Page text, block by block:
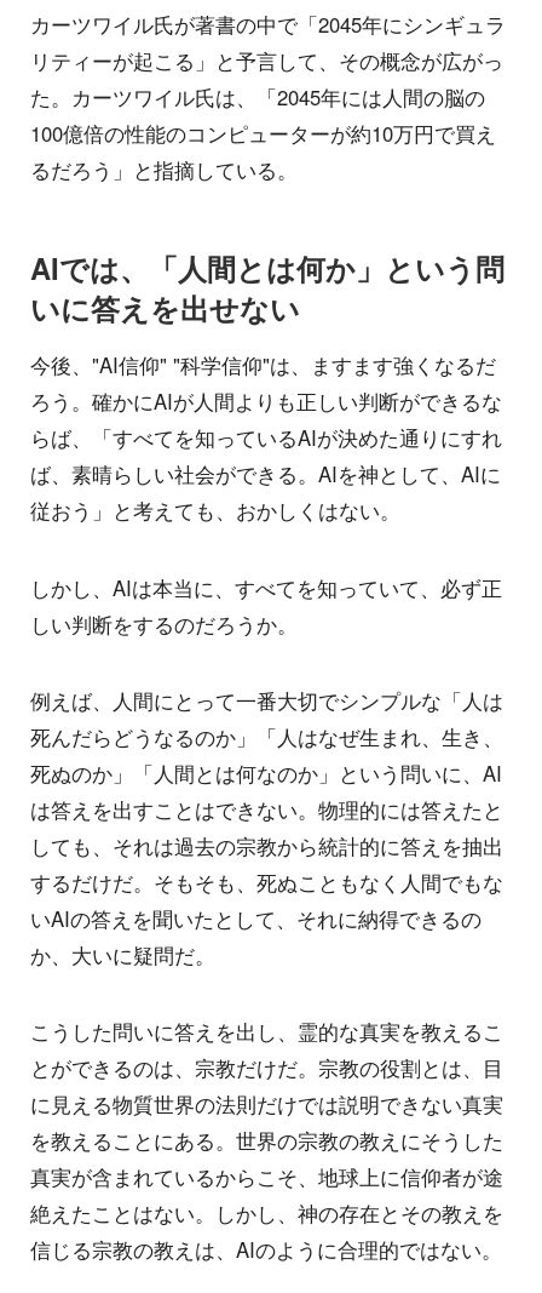
カーツワイル氏が著書の中で「2045年にシンギュラ
リティーが起こる」と予言して、その概念が広がっ
た。カーツワイル氏は、「2045年には人間の脳の
100億倍の性能のコンピューターが約10万円で買え
るだろう」と指摘している。
AIでは、「人間とは何か」という問
いに答えを出せない
今後、"AI信仰" "科学信仰"は、ますます強くなるだ
ろう。確かにAIが人間よりも正しい判断ができるな
らば、「すべてを知っているAIが決めた通りにすれ
ば、素晴らしい社会ができる。AIを神として、AIに
従おう」と考えても、おかしくはない。
しかし、AIは本当に、すべてを知っていて、必ず正
しい判断をするのだろうか。
例えば、人間にとって一番大切でシンプルな「人は
死んだらどうなるのか」「人はなぜ生まれ、生き、
死ぬのか」「人間とは何なのか」という問いに、AI
は答えを出すことはできない。物理的には答えたと
しても、それは過去の宗教から統計的に答えを抽出
するだけだ。そもそも、死ぬこともなく人間でもな
いAIの答えを聞いたとして、それに納得できるの
か、大いに疑問だ。
こうした問いに答えを出し、霊的な真実を教えるこ
とができるのは、宗教だけだ。宗教の役割とは、目
に見える物質世界の法則だけでは説明できない真実
を教えることにある。世界の宗教の教えにそうした
真実が含まれているからこそ、地球上に信仰者が途
絶えたことはない。しかし、神の存在とその教えを
信じる宗教の教えは、AIのように合理的ではない。